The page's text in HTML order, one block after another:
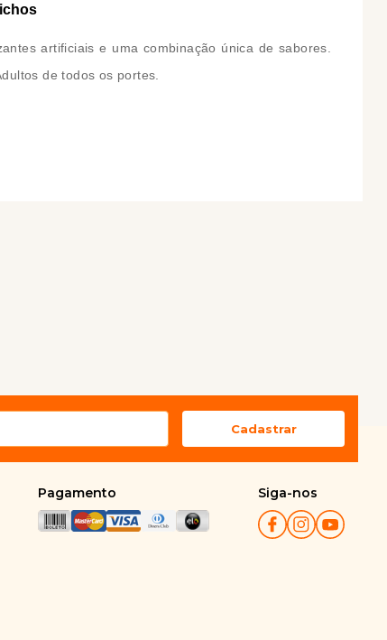
artificiais e uma combinação única de sabores.
de todos os portes.
Pagamento Siga-nos